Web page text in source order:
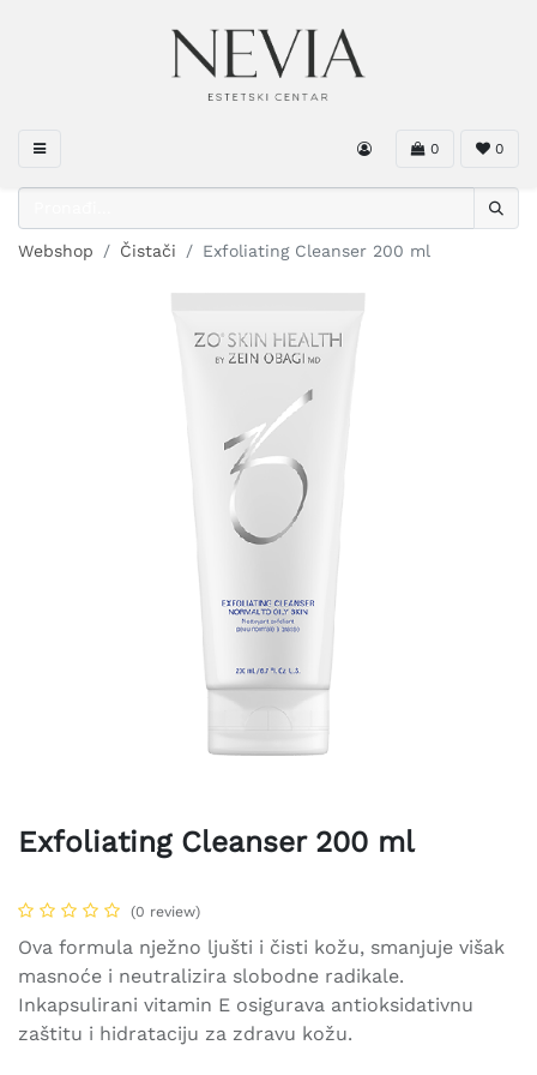
0 0
Webshop Čistači Exfoliating Cleanser 200 ml
Exfoliating Cleanser 200 ml
(0 review)
Ova formula nježno ljušti i čisti kožu, smanjuje višak
masnoće i neutralizira slobodne radikale.
Inkapsulirani vitamin E osigurava antioksidativnu
zaštitu i hidrataciju za zdravu kožu.